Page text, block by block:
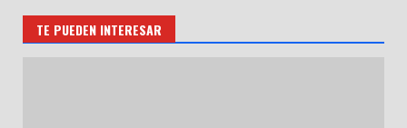
TE PUEDEN INTERESAR